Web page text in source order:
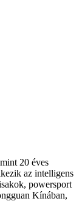
20 éves
az intelligens
powersport
Kínában,